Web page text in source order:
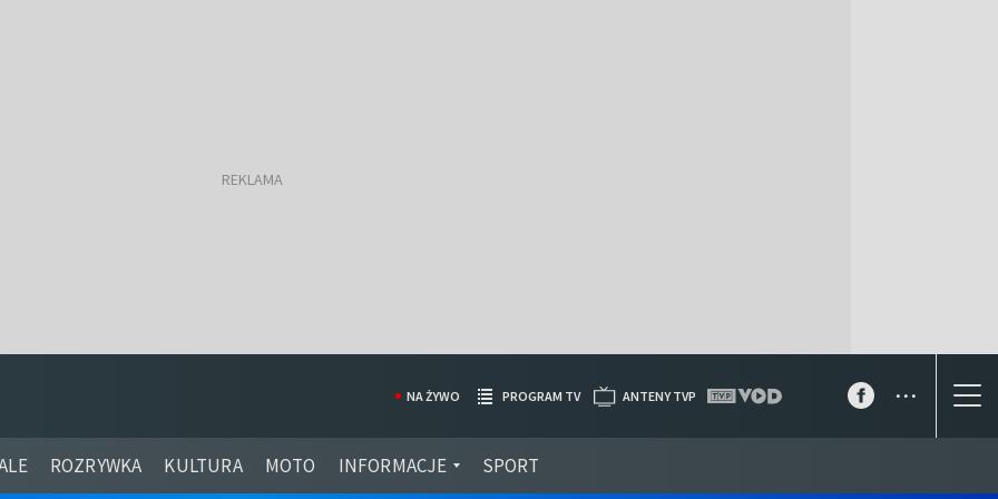
ROZRYWKA KULTURA MOTO INFORMACJE SPORT
NA ŻYWO PROGRAM TV ANTENY TVP ...